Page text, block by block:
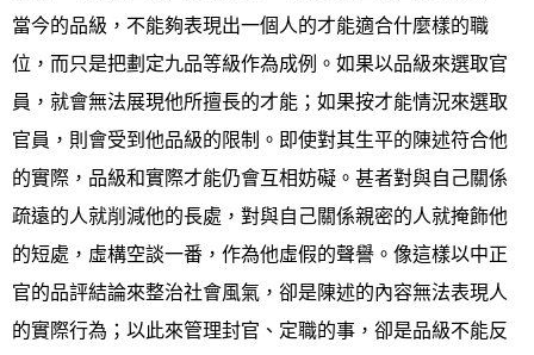
當今的品級，不能夠表現出一個人的才能適合什麼樣的職
位，而只是把劃定九品等級作為成例。如果以品級來選取官
員，就會無法展現他所擅長的才能；如果按才能情況來選取
官員，則會受到他品級的限制。即使對其生平的陳述符合他
的實際，品級和實際才能仍會互相妨礙。甚者對與自己關係
疏遠的人就削減他的長處，對與自己關係親密的人就掩飾他
的短處，虛構空談一番，作為他虛假的聲譽。像這樣以中正
官的品評結論來整治社會風氣，卻是陳述的內容無法表現人
的實際行為；以此來管理封官、定職的事，卻是品級不能反